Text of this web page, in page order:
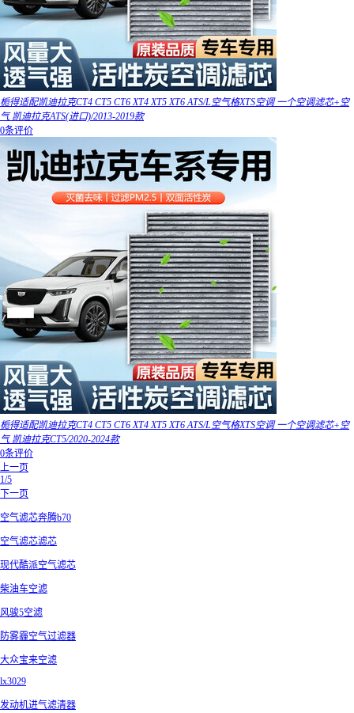
栀得适配凯迪拉克CT4 CT5 CT6 XT4 XT5 XT6 ATS/L空气格XTS空调 一个空调滤芯+空
气 凯迪拉克ATS(进口)/2013-2019款
0条评价
栀得适配凯迪拉克CT4 CT5 CT6 XT4 XT5 XT6 ATS/L空气格XTS空调 一个空调滤芯+空
气 凯迪拉克CT5/2020-2024款
0条评价
上一页
1/5
下一页
空气滤芯奔腾b70
空气滤芯滤芯
现代酷派空气滤芯
柴油车空滤
风骏5空滤
防雾霾空气过滤器
大众宝来空滤
lx3029
发动机进气滤清器